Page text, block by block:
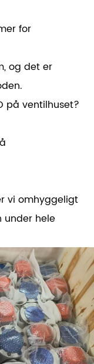
for
og det er
på ventilhuset?
vi omhyggeligt
hele